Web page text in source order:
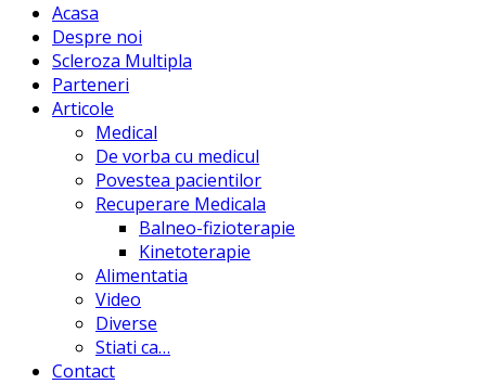
Acasa
Despre noi
Scleroza Multipla
Parteneri
Articole
Medical
De vorba cu medicul
Povestea pacientilor
Recuperare Medicala
Balneo-fizioterapie
Kinetoterapie
Alimentatia
Video
Diverse
Stiati ca…
Contact